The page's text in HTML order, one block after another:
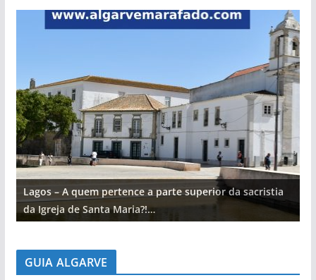
Lagos – A quem pertence a parte superior da sacristia
da Igreja de Santa Maria?!…
GUIA ALGARVE